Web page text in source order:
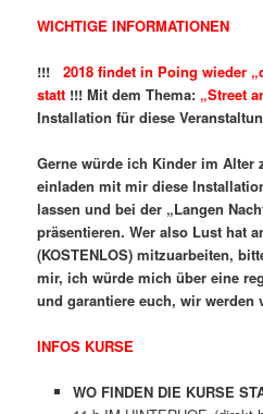
WICHTIGE INFORMATIONEN
!!!
2018 findet in Poing wieder
statt !!! Mit dem Thema: „Street
Installation für diese
Gerne würde ich Kinder im Alter
einladen mit mir diese
lassen und bei der „Langen
präsentieren. Wer also Lust hat
(KOSTENLOS) mitzuarbeiten,
mir, ich würde mich über eine
und garantiere euch, wir werden
INFOS KURSE
WO FINDEN DIE KURSE